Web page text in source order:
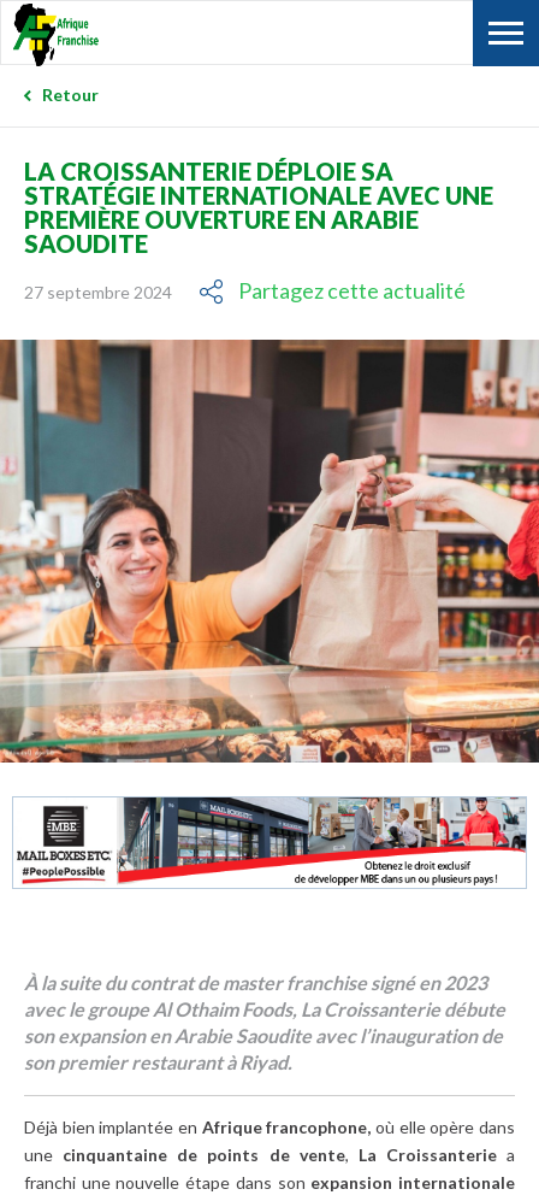
Retour
LA CROISSANTERIE DÉPLOIE SA
STRATÉGIE INTERNATIONALE AVEC UNE
PREMIÈRE OUVERTURE EN ARABIE
SAOUDITE
27 septembre 2024 Partagez cette actualité
À la suite du contrat de master franchise signé en 2023
avec le groupe Al Othaim Foods, La Croissanterie débute
son expansion en Arabie Saoudite avec l’inauguration de
son premier restaurant à Riyad.
Déjà bien implantée en Afrique francophone, où elle opère dans
une cinquantaine de points de vente, La Croissanteriea
franchi une nouvelle étape dans son expansion internationale